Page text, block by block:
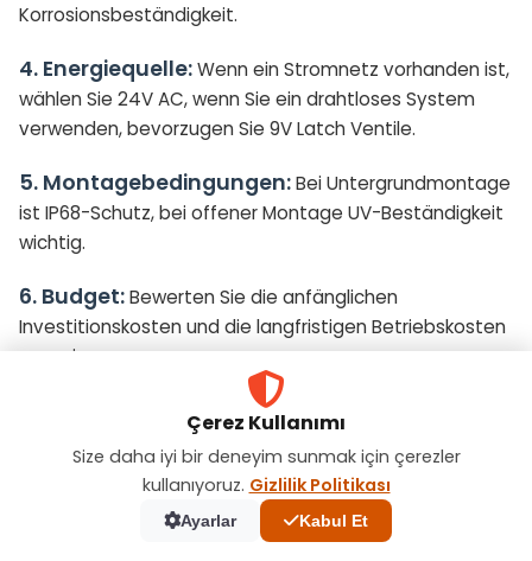
Korrosionsbeständigkeit.
4. Energiequelle:Wenn ein Stromnetz vorhanden ist,
wählen Sie 24V AC, wenn Sie ein drahtloses System
verwenden, bevorzugen Sie 9V Latch Ventile.
5. Montagebedingungen:Bei Untergrundmontage
ist IP68-Schutz, bei offener Montage UV-Beständigkeit
wichtig.
6. Budget:Bewerten Sie die anfänglichen
Investitionskosten und die langfristigen Betriebskosten
gemeinsam.
7. Wartungskapazität:Wenn Sie kein technisches
Team haben, das regelmäßige Wartungen durchführen
kann, wählen Sie Ventile, die minimale Wartung
Çerez Kullanımı
Size daha iyi bir deneyim sunmak için çerezler
kullanıyoruz. Gizlilik Politikası
Ayarlar Kabul Et